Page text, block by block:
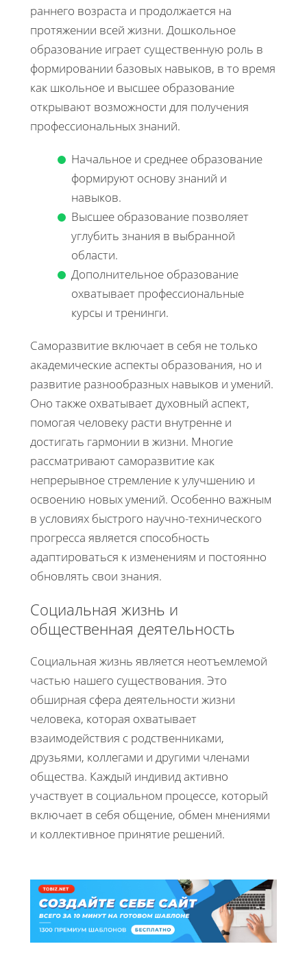
раннего возраста и продолжается на
протяжении всей жизни. Дошкольное
образование играет существенную роль в
формировании базовых навыков, в то время
как школьное и высшее образование
открывают возможности для получения
профессиональных знаний.
Начальное и среднее образование
формируют основу знаний и
навыков.
Высшее образование позволяет
углубить знания в выбранной
области.
Дополнительное образование
охватывает профессиональные
курсы и тренинги.
Саморазвитие включает в себя не только
академические аспекты образования, но и
развитие разнообразных навыков и умений.
Оно также охватывает духовный аспект,
помогая человеку расти внутренне и
достигать гармонии в жизни. Многие
рассматривают саморазвитие как
непрерывное стремление к улучшению и
освоению новых умений. Особенно важным
в условиях быстрого научно-технического
прогресса является способность
адаптироваться к изменениям и постоянно
обновлять свои знания.
Социальная жизнь и
общественная деятельность
Социальная жизнь является неотъемлемой
частью нашего существования. Это
обширная сфера деятельности жизни
человека, которая охватывает
взаимодействия с родственниками,
друзьями, коллегами и другими членами
общества. Каждый индивид активно
участвует в социальном процессе, который
включает в себя общение, обмен мнениями
и коллективное принятие решений.